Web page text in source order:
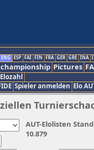
ENG ESP FAI FIN FRA GER GRE INA
championship Pictures
Spieler anmelden Elo
AUT-Elolisten
10.879